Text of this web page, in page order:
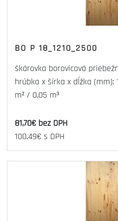
BO P 18_1210_2500
škárovka borovicová
hrúbka x šírka x dĺžka (mm):
m² / 0,05 m³
81,70€ bez DPH
100,49€ s DPH